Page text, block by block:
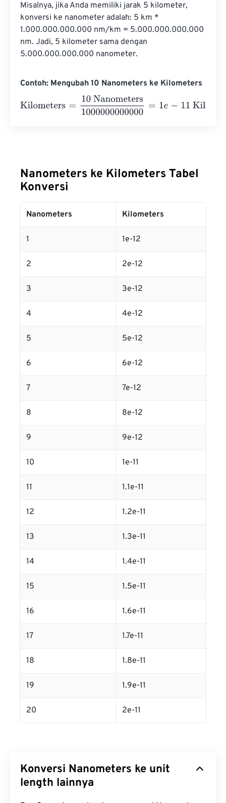
Misalnya, jika Anda memiliki jarak 5 kilometer,
konversi ke nanometer adalah: 5 km *
1.000.000.000.000 nm/km = 5.000.000.000.000
nm. Jadi, 5 kilometer sama dengan
5.000.000.000.000 nanometer.
Contoh: Mengubah 10 Nanometers ke Kilometers
Kilometers
10 Nanometers1000000000000 = e-11
Nanometers ke Kilometers Tabel
Konversi
Nanometers Kilometers
1 1e-12
2 2e-12
3 3e-12
4 4e-12
5 5e-12
6 6e-12
7 7e-12
8 8e-12
9 9e-12
10 1e-11
11 1.1e-11
12 1.2e-11
13 1.3e-11
14 1.4e-11
15 1.5e-11
16 1.6e-11
17 1.7e-11
18 1.8e-11
19 1.9e-11
20 2e-11
Konversi Nanometers ke unit
length lainnya